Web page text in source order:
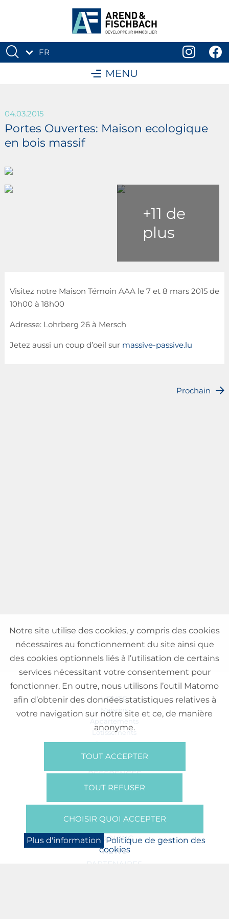
FR
MENU
04.03.2015
Portes Ouvertes: Maison ecologique
en bois massif
+11 de
plus
Visitez notre Maison Témoin AAA le 7 et 8 mars 2015 de
10h00 à 18h00
Adresse: Lohrberg 26 à Mersch
Jetez aussi un coup d’oeil sur massive-passive.lu
Prochain
VENTE
Maisons
Appartements
Lotissements
Commerces
Bureaux
RÉFÉRENCES
SUR NOUS
Presse
BOOKING
NEWS
PARTENAIRES
Notre site utilise des cookies, y compris des cookies
nécessaires au fonctionnement du site ainsi que
des cookies optionnels liés à l’utilisation de certains
services nécessitant votre consentement pour
fonctionner. En outre, nous utilisons l’outil Matomo
afin d’obtenir des données statistiques relatives à
votre navigation sur notre site et ce, de manière
anonyme.
TOUT ACCEPTER
TOUT REFUSER
CHOISIR QUOI ACCEPTER
Plus d'information Politique de gestion des
cookies